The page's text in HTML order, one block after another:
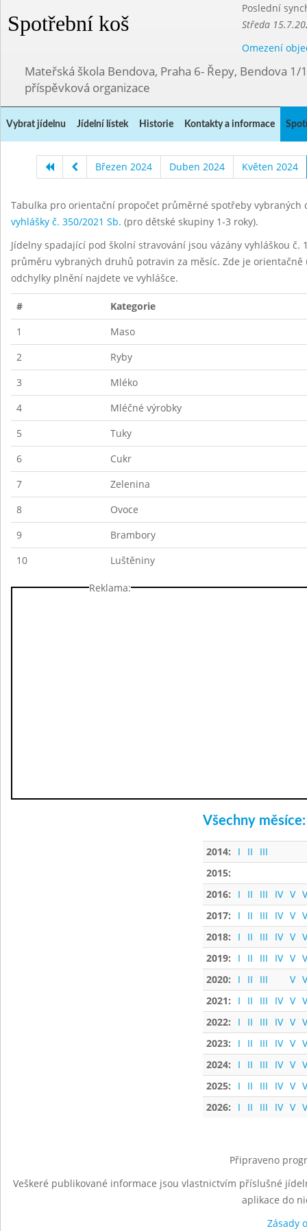
Spotřební koš
Poslední
Středa
Omezení
Mateřská škola Bendova, Praha 6- Řepy, Bendova 1/
příspěvková organizace
Vybrat jídelnu Jídelní lístek Historie Kontakty a informace
Březen 2024 Duben 2024 Květen 2024
Tabulka pro orientační propočet průměrné spotřeby
vyhlášky č. 350/2021 Sb. (pro dětské skupiny 1-3 roky).
Jídelny spadající pod školní stravování jsou vázány vyhláškou
průměru vybraných druhů potravin za měsíc. Zde je
odchylky plnění najdete ve vyhlášce.
#
Kategorie
1
Maso
2
Ryby
3
Mléko
4
Mléčné výrobky
5
Tuky
6
Cukr
7
Zelenina
8
Ovoce
9
Brambory
10
Luštěniny
Reklama:
Všechny měsíce:
2014: I II
III
2015:
2016:
I II III IV V
2017:
I II III IV V
2018:
I II III IV V
2019:
I II III IV V
2020:
I II III V
2021:
I II III IV V
2022:
I II III IV V
2023:
I II III IV V
2024:
I II III IV V
2025:
I II III IV V
2026:
I II III IV V
Připraveno
Veškeré publikované informace jsou vlastnictvím příslušné
aplikace do
Zásady